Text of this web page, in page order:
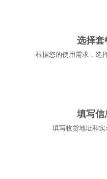
选择套
根据您的使用需求，选
填写信
填写收货地址和